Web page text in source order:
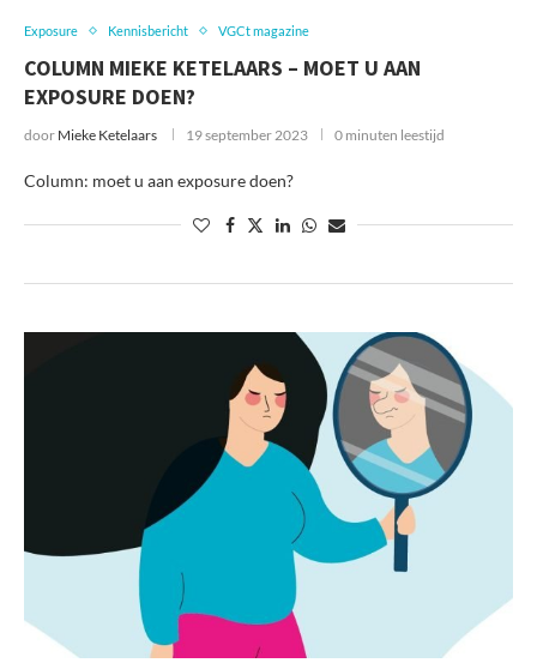
Exposure Kennisbericht VGCt magazine
COLUMN MIEKE KETELAARS – MOET U AAN
EXPOSURE DOEN?
door Mieke Ketelaars 19 september 2023 0 minuten leestijd
Column: moet u aan exposure doen?